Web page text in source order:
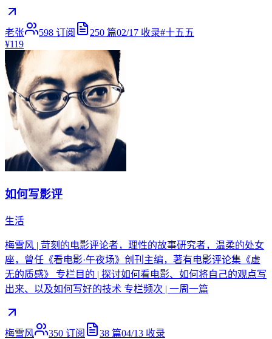
老张 598 订阅 250 篇02/17 收录#十五五
¥119
如何写影评
生活
梅雪风 | 苛刻的电影评论者，理性的故事研究者，温柔的处女
座，曾任《看电影·午夜场》创刊主编，著有电影评论集《虚
无的质感》 专栏目的 | 探讨如何看电影、如何将自己的观点写
出来、以及如何写好的技术 专栏频次 | 一周一篇
梅雪风 350 订阅 38 篇04/13 收录